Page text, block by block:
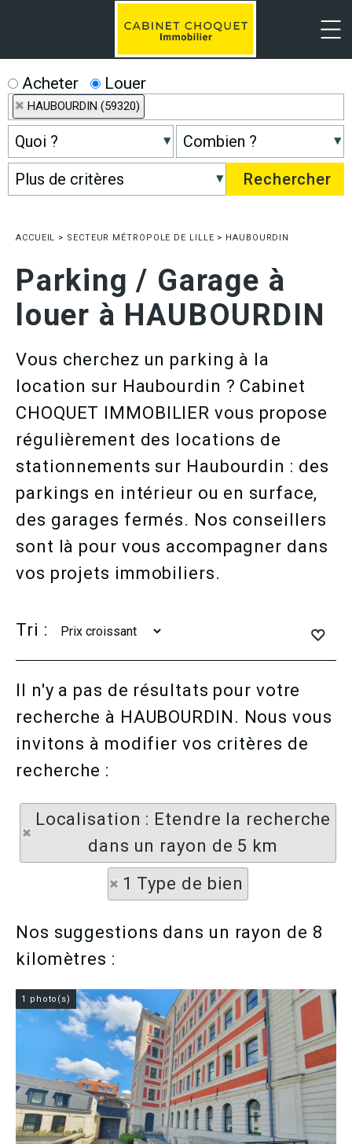
Acheter Louer
HAUBOURDIN (59320)
ACCUEIL > SECTEUR MÉTROPOLE DE LILLE > HAUBOURDIN
Parking / Garage à
louer à HAUBOURDIN
Vous cherchez un parking à la
location sur Haubourdin ? Cabinet
CHOQUET IMMOBILIER vous propose
régulièrement des locations de
stationnements sur Haubourdin : des
parkings en intérieur ou en surface,
des garages fermés. Nos conseillers
sont là pour vous accompagner dans
vos projets immobiliers.
Tri :
Il n'y a pas de résultats pour votre
recherche à HAUBOURDIN. Nous vous
invitons à modifier vos critères de
recherche :
Localisation : Etendre la recherche
dans un rayon de 5 km
1 Type de bien
Nos suggestions dans un rayon de 8
kilomètres :
1 photo(s)